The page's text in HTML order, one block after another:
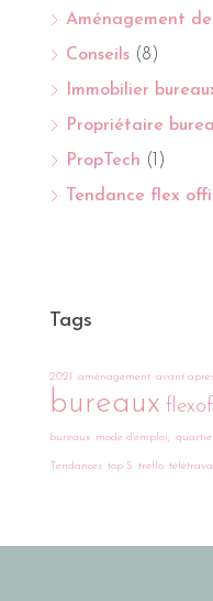
Aménagement
Conseils (8)
Immobilier
Propriétaire
PropTech (1)
Tendance flex
Tags
2021 aménagement avant
bureaux
bureaux mode d'emploi;
Tendances top 5 trello